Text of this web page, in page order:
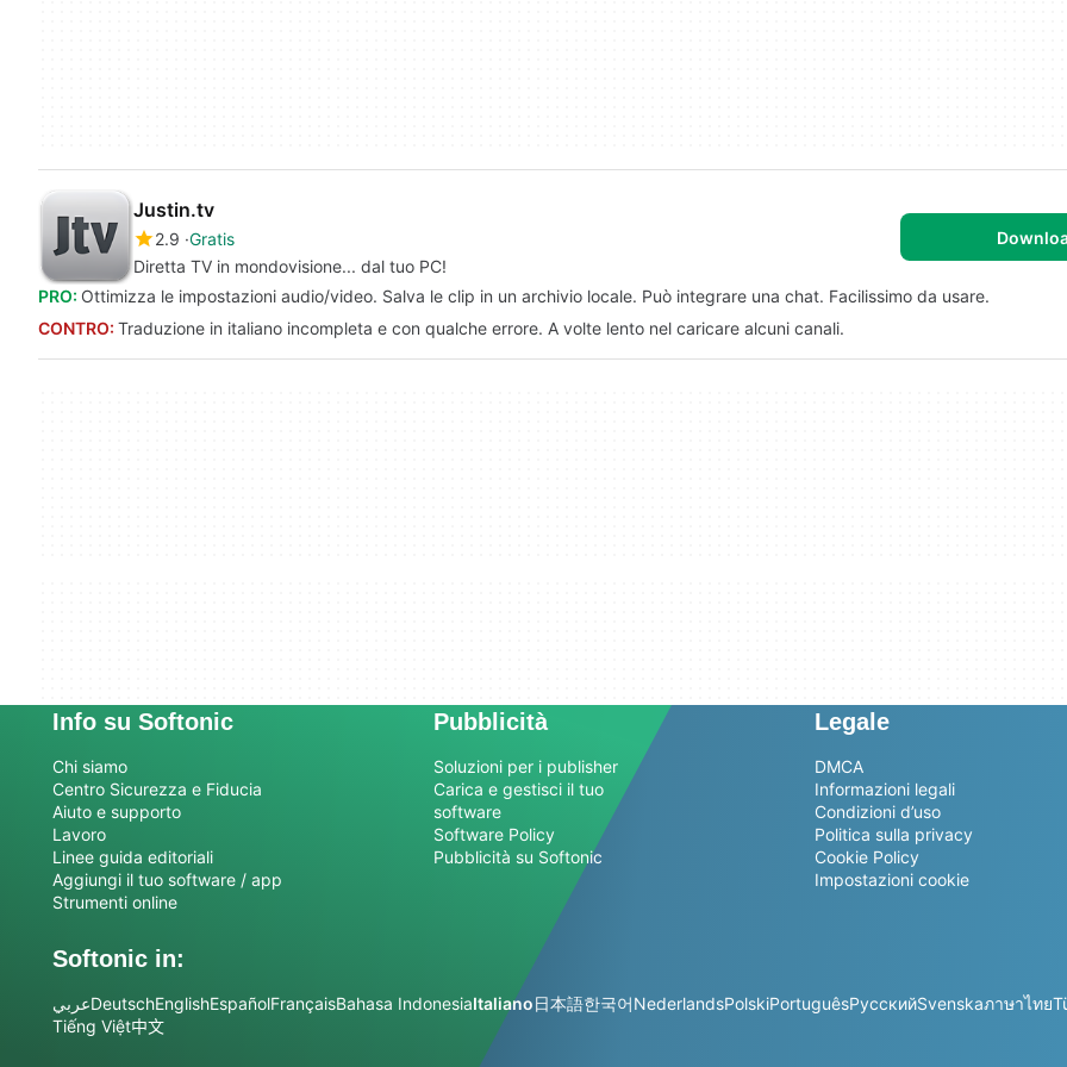
Justin.tv
2.9 Gratis
Diretta TV in mondovisione... dal tuo PC!
PRO: Ottimizza le impostazioni audio/video. Salva le clip in un archivio locale. Può integrare una chat. Facilissimo da usare.
CONTRO: Traduzione in italiano incompleta e con qualche errore. A volte lento nel caricare alcuni canali.
Info su Softonic
Chi siamo
Centro Sicurezza e Fiducia
Aiuto e supporto
Lavoro
Linee guida editoriali
Aggiungi il tuo software / app
Strumenti online
Pubblicità
Soluzioni per i publisher
Carica e gestisci il tuo
software
Software Policy
Pubblicità su Softonic
Legale
DMCA
Informazioni legali
Condizioni d’uso
Politica sulla privacy
Cookie Policy
Impostazioni cookie
Softonic in:
عربيDeutschEnglishEspañolFrançaisBahasa IndonesiaItaliano日本語한국어NederlandsPolskiPortuguêsРусскийSvenskaภาษาไทย
Tiếng Việt中文